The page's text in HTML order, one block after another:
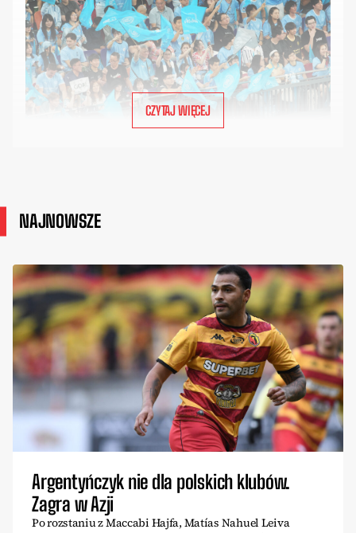
CZYTAJ WIĘCEJ
NAJNOWSZE
Argentyńczyk nie dla polskich klubów.
Zagra w Azji
Po rozstaniu z Maccabi Hajfa, Matías Nahuel Leiva